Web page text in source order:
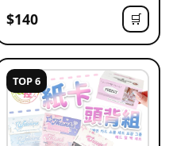
$140 🛒
TOP 6